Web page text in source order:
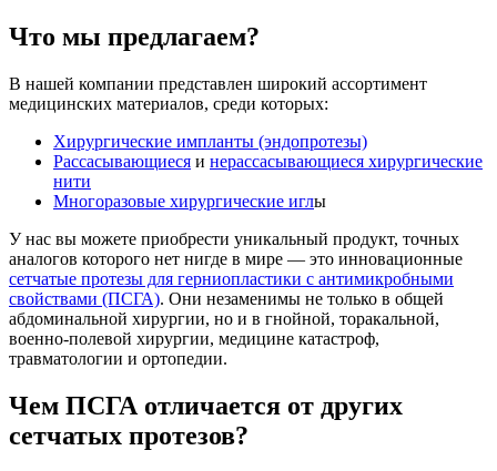
Что мы предлагаем?
В нашей компании представлен широкий ассортимент
медицинских материалов, среди которых:
Хирургические импланты (эндопротезы)
Рассасывающиеся и нерассасывающиеся хирургические
нити
Многоразовые хирургические иглы
У нас вы можете приобрести уникальный продукт, точных
аналогов которого нет нигде в мире — это инновационные
сетчатые протезы для герниопластики с антимикробными
свойствами (ПСГА). Они незаменимы не только в общей
абдоминальной хирургии, но и в гнойной, торакальной,
военно-полевой хирургии, медицине катастроф,
травматологии и ортопедии.
Чем ПСГА отличается от других
сетчатых протезов?